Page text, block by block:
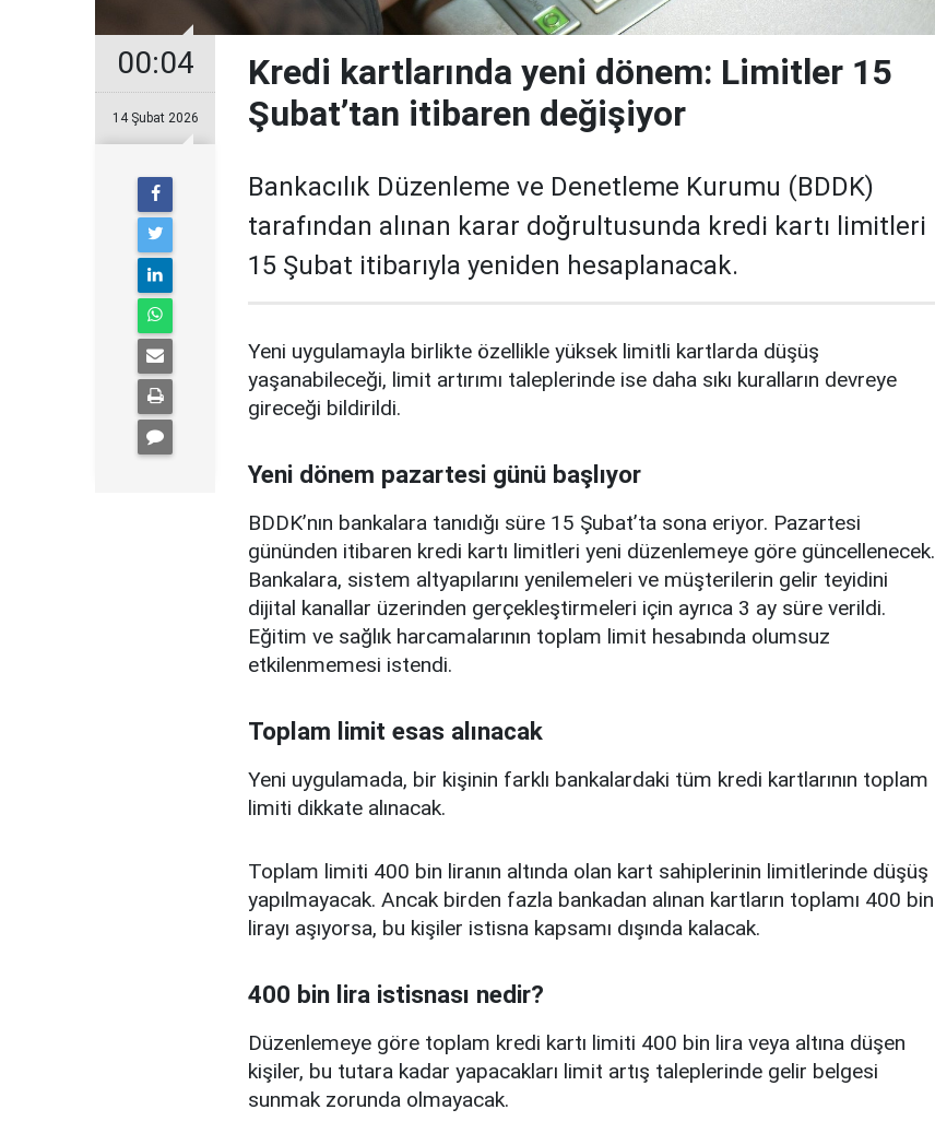
00:04
14 Şubat 2026
Kredi kartlarında yeni dönem: Limitler 15
Şubat’tan itibaren değişiyor
Bankacılık Düzenleme ve Denetleme Kurumu (BDDK)
tarafından alınan karar doğrultusunda kredi kartı limitleri
15 Şubat itibarıyla yeniden hesaplanacak.
Yeni uygulamayla birlikte özellikle yüksek limitli kartlarda düşüş
yaşanabileceği, limit artırımı taleplerinde ise daha sıkı kuralların devreye
gireceği bildirildi.
Yeni dönem pazartesi günü başlıyor
BDDK’nın bankalara tanıdığı süre 15 Şubat’ta sona eriyor. Pazartesi
gününden itibaren kredi kartı limitleri yeni düzenlemeye göre güncellenecek.
Bankalara, sistem altyapılarını yenilemeleri ve müşterilerin gelir teyidini
dijital kanallar üzerinden gerçekleştirmeleri için ayrıca 3 ay süre verildi.
Eğitim ve sağlık harcamalarının toplam limit hesabında olumsuz
etkilenmemesi istendi.
Toplam limit esas alınacak
Yeni uygulamada, bir kişinin farklı bankalardaki tüm kredi kartlarının toplam
limiti dikkate alınacak.
Toplam limiti 400 bin liranın altında olan kart sahiplerinin limitlerinde düşüş
yapılmayacak. Ancak birden fazla bankadan alınan kartların toplamı 400 bin
lirayı aşıyorsa, bu kişiler istisna kapsamı dışında kalacak.
400 bin lira istisnası nedir?
Düzenlemeye göre toplam kredi kartı limiti 400 bin lira veya altına düşen
kişiler, bu tutara kadar yapacakları limit artış taleplerinde gelir belgesi
sunmak zorunda olmayacak.